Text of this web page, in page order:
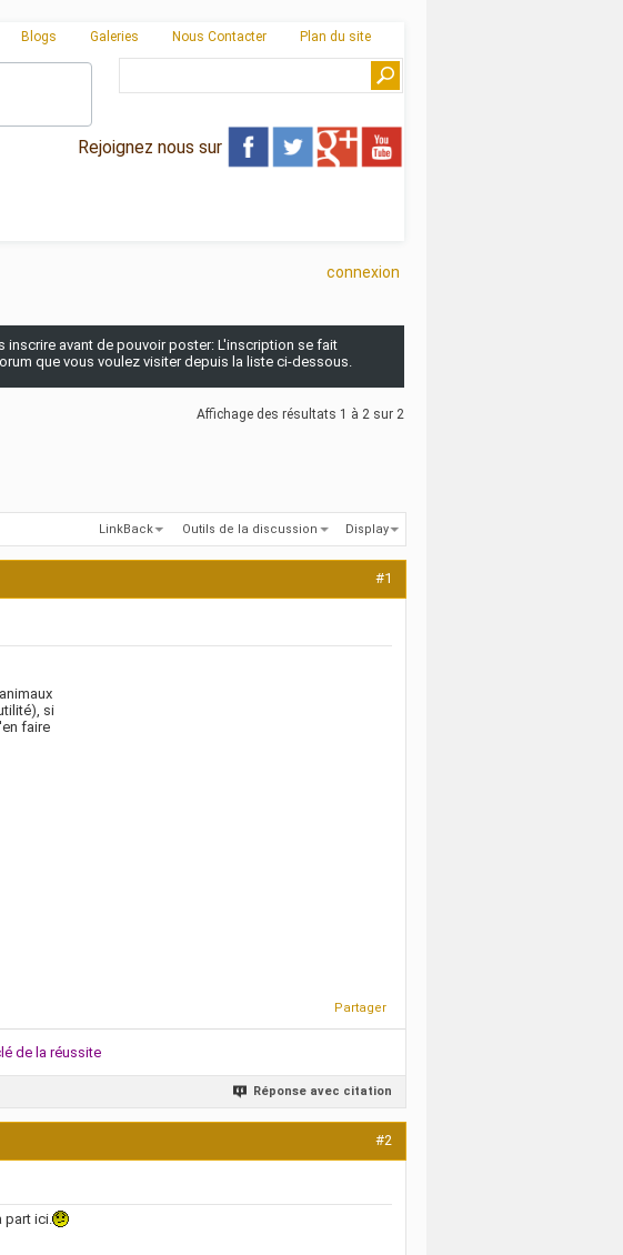
Blogs Galeries Nous Contacter Plan du site
Rejoignez nous sur
connexion
inscrire avant de pouvoir poster: L'inscription se fait
que vous voulez visiter depuis la liste ci-dessous.
Affichage des résultats 1 à 2 sur 2
LinkBack Outils de la discussion Display
#1
si
faire
Partager
de la réussite
Réponse avec citation
#2
part ici.